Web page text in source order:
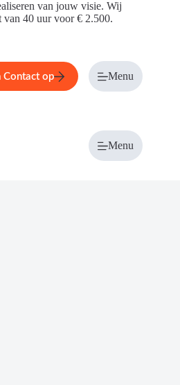
van jouw visie. Wij
van 40 uur voor € 2.500.
Service Over ons
Contact op Menu
Menu